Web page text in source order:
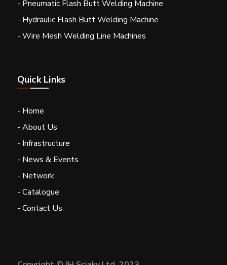
- Pneumatic Flash Butt Welding Machine
- Hydraulic Flash Butt Welding Machine
- Wire Mesh Welding Line Machines
Quick Links
- Home
- About Us
- Infrastructure
- News & Events
- Network
- Catalogue
- Contact Us